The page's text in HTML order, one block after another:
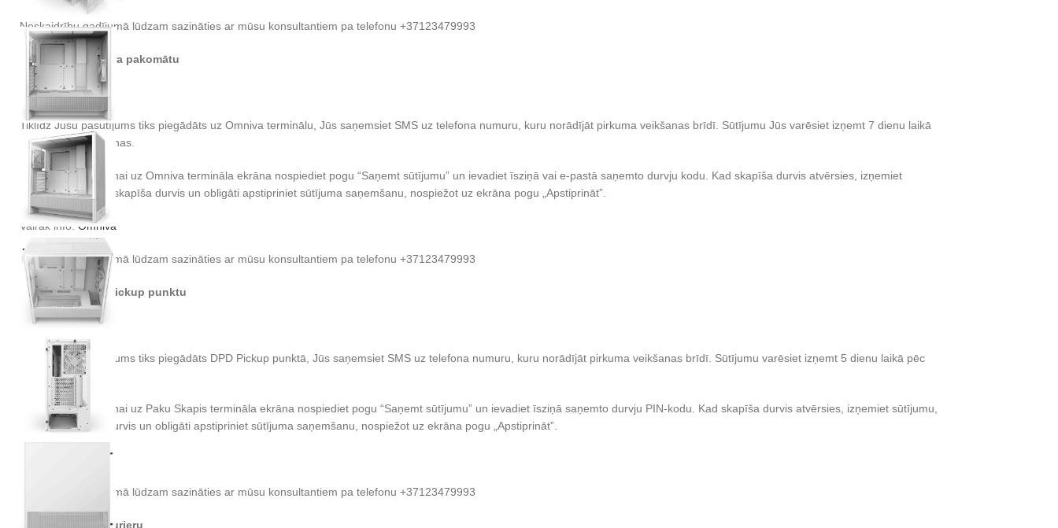
Neskaidrību gadījumā lūdzam sazināties ar mūsu konsultantiem pa telefonu +37123479993
Piegāde uz Omniva pakomātu
Cena: 2.73 EUR
Tiklīdz Jūsu pasūtījums tiks piegādāts uz Omniva terminālu, Jūs saņemsiet SMS uz telefona numuru, kuru norādījāt pirkuma veikšanas brīdī. Sūtījumu Jūs varēsiet izņemt 7 dienu laikā
pēc SMS saņemšanas.
Sūtījuma saņemšanai uz Omniva termināla ekrāna nospiediet pogu “Saņemt sūtījumu” un ievadiet īsziņā vai e-pastā saņemto durvju kodu. Kad skapīša durvis atvērsies, izņemiet
sūtījumu, aizveriet skapīša durvis un obligāti apstipriniet sūtījuma saņemšanu, nospiežot uz ekrāna pogu „Apstiprināt”.
Vairāk info: Omniva
Neskaidrību gadījumā lūdzam sazināties ar mūsu konsultantiem pa telefonu +37123479993
Piegāde uz DPD Pickup punktu
Cena: 2.94 EUR
Tiklīdz Jūsu pasūtījums tiks piegādāts DPD Pickup punktā, Jūs saņemsiet SMS uz telefona numuru, kuru norādījāt pirkuma veikšanas brīdī. Sūtījumu varēsiet izņemt 5 dienu laikā pēc
SMS saņemšanas.
Sūtījuma saņemšanai uz Paku Skapis termināla ekrāna nospiediet pogu “Saņemt sūtījumu” un ievadiet īsziņā saņemto durvju PIN-kodu. Kad skapīša durvis atvērsies, izņemiet sūtījumu,
aizveriet skapīša durvis un obligāti apstipriniet sūtījuma saņemšanu, nospiežot uz ekrāna pogu „Apstiprināt”.
Neskaidrību gadījumā lūdzam sazināties ar mūsu konsultantiem pa telefonu +37123479993
Piegāde ar DPD kurjeru